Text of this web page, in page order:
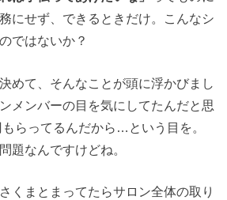
にせず、できるときだけ。こんなシ
ではないか？
めて、そんなことが頭に浮かびまし
メンバーの目を気にしてたんだと思
らってるんだから…という目を。
題なんですけどね。
くまとまってたらサロン全体の取り